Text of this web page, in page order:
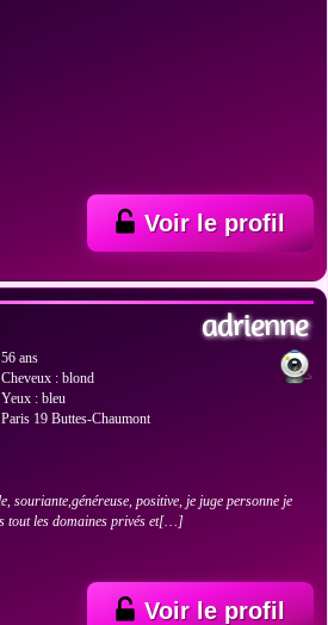
Voir le profil
adrienne
56 ans
Cheveux : blond
Yeux : bleu
Paris 19 Buttes-Chaumont
souriante,généreuse, positive, je juge personne je
tout les domaines privés et[…]
Voir le profil